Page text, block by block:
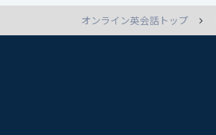
オンライン英会話トップ